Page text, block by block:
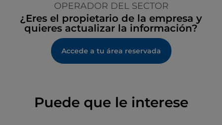
OPERADOR DEL SECTOR
¿Eres el propietario de la empresa y
quieres actualizar la información?
Accede a tu área reservada
Puede que le interese